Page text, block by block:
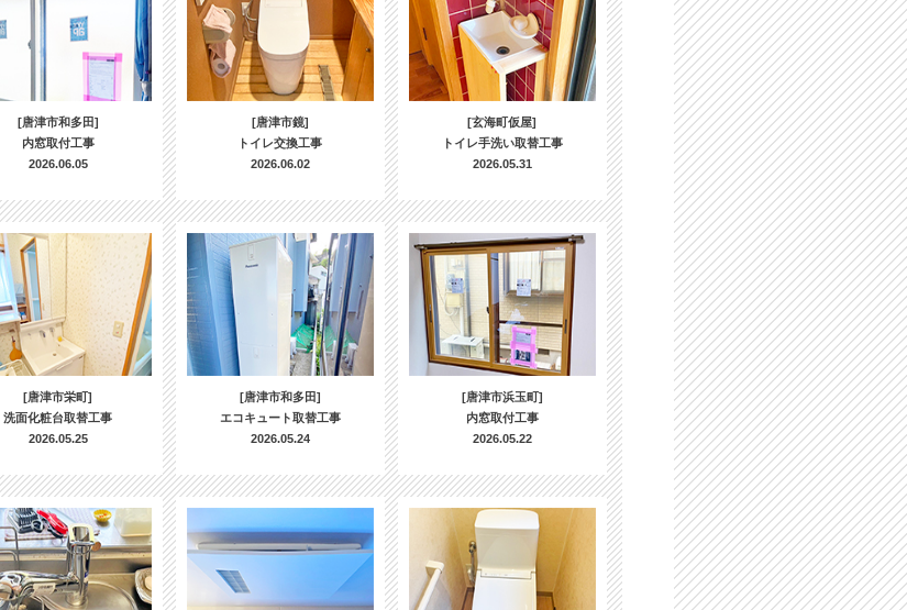
[唐津市和多田]
内窓取付工事
2026.06.05
[唐津市鏡]
トイレ交換工事
2026.06.02
[玄海町仮屋]
トイレ手洗い取替工事
2026.05.31
[唐津市栄町]
洗面化粧台取替工事
2026.05.25
[唐津市和多田]
エコキュート取替工事
2026.05.24
[唐津市浜玉町]
内窓取付工事
2026.05.22